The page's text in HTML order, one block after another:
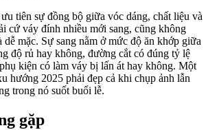
tiên sự đồng bộ giữa vóc dáng, chất liệu và
cứ váy đính nhiều mới sang, cũng không
mặc. Sự sang nằm ở mức độ ăn khớp giữa
độ rủ hay không, đường cắt có đúng tỷ lệ
kiện có làm váy bị lấn át hay không. Một
hướng 2025 phải đẹp cả khi chụp ảnh lẫn
trong nó suốt buổi lễ.
gặp